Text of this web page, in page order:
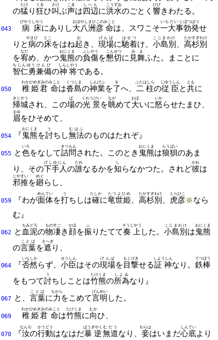
の猛
たけ
り 狂
くる
ひ叫
さけ
ぶ声
こゑ
は 四辺
しへん
に洪水
こうずゐ
のごとく 響
ひび
きわたる。
043 病床
びやうしやう
にありし大八洲彦
おほやしまひこの
命
みこと
は、 スワこそ一大事
いちだいじ
勃発
ぼつぱつ
せ
りと病
やまひ
の床
とこ
をはね起
お
き、 現場
げんば
に馳着
はせつ
け、 小島別
こじまわけ
高杉別
たかすぎわけ
を宥
なだ
め、 かつ鬼熊
おにくま
の負傷
ふしやう
を懇切
こんせつ
に 見舞
みま
ふた。
まことに
智仁勇
ちじんゆう
兼備
けんび
の神将
しんしやう
である。
050 稚姫君
わかひめぎみの
命
みこと
は沓島
くつじま
の神業
しんげふ
を了
を
へ、 二柱
ふたはしら
の従臣
じゆうしん
と共
とも
に
帰城
きじやう
され、 この場
ば
の光景
くわうけい
を眺
なが
めて大
おほ
いに怒
いか
らせたまひ、
眉
まゆ
をひそめて、
054 『鬼熊
おにくま
を討
う
ちし無法
むはふ
のものはたれぞ』
055 と色
いろ
をなして詰問
きつもん
された。 このとき 鬼熊
おにくま
は狼狽
らうばい
のあま
り、 その下手人
げしゆにん
の誰
たれ
なるかを知
し
らなかつた。 されど彼
かれ
は
邪推
じやすい
を廻
めぐ
らし、
059 『わが面体
めんてい
を打
う
ちしは確
たしか
に竜世姫
たつよひめ
、高杉別
たかすぎわけ
虎彦
とらひこ
※ なら
む』
062 と 血泥
ちみどろ
の物凄
ものすご
き 顔
かほ
を振
ふ
りたてて奏上
そうじやう
した。小島別
こじまわけ
は鬼熊
おにくま
の言葉
ことば
を遮
さへぎ
り、
064 『否
いな
然
しか
らず、小臣
せうしん
はその現場
げんば
を 目撃
もくげき
せる証神
しようしん
なり。鉄棒
てつぼう
をもつて討
う
ちしことは竹熊
たけくま
の所為
しよゐ
なり』
067 と、言葉
ことば
に力
ちから
をこめて言明
げんめい
した。
069 稚姫君
わかひめぎみの
命
みこと
は竹熊
たけくま
に向
むか
ひ、
070 『汝
なんぢ
の行動
かうどう
はなはだ暴逆
ばうぎやく
無道
むだう
なり、妾
わらは
はいまだ心底
しんてい
より